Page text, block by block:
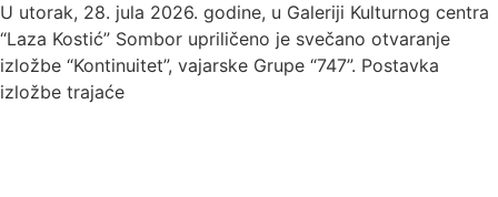
U utorak, 28. jula 2026. godine, u Galeriji Kulturnog centra
“Laza Kostić” Sombor upriličeno je svečano otvaranje
izložbe “Kontinuitet”, vajarske Grupe “747”. Postavka
izložbe trajaće